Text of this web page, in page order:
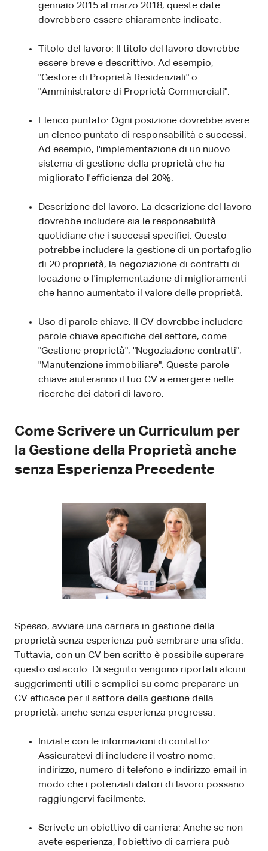
gennaio 2015 al marzo 2018, queste date
dovrebbero essere chiaramente indicate.
Titolo del lavoro: Il titolo del lavoro dovrebbe
essere breve e descrittivo. Ad esempio,
"Gestore di Proprietà Residenziali" o
"Amministratore di Proprietà Commerciali".
Elenco puntato: Ogni posizione dovrebbe avere
un elenco puntato di responsabilità e successi.
Ad esempio, l'implementazione di un nuovo
sistema di gestione della proprietà che ha
migliorato l'efficienza del 20%.
Descrizione del lavoro: La descrizione del lavoro
dovrebbe includere sia le responsabilità
quotidiane che i successi specifici. Questo
potrebbe includere la gestione di un portafoglio
di 20 proprietà, la negoziazione di contratti di
locazione o l'implementazione di miglioramenti
che hanno aumentato il valore delle proprietà.
Uso di parole chiave: Il CV dovrebbe includere
parole chiave specifiche del settore, come
"Gestione proprietà", "Negoziazione contratti",
"Manutenzione immobiliare". Queste parole
chiave aiuteranno il tuo CV a emergere nelle
ricerche dei datori di lavoro.
Come Scrivere un Curriculum per
la Gestione della Proprietà anche
senza Esperienza Precedente
Spesso, avviare una carriera in gestione della
proprietà senza esperienza può sembrare una sfida.
Tuttavia, con un CV ben scritto è possibile superare
questo ostacolo. Di seguito vengono riportati alcuni
suggerimenti utili e semplici su come preparare un
CV efficace per il settore della gestione della
proprietà, anche senza esperienza pregressa.
Iniziate con le informazioni di contatto:
Assicuratevi di includere il vostro nome,
indirizzo, numero di telefono e indirizzo email in
modo che i potenziali datori di lavoro possano
raggiungervi facilmente.
Scrivete un obiettivo di carriera: Anche se non
avete esperienza, l'obiettivo di carriera può